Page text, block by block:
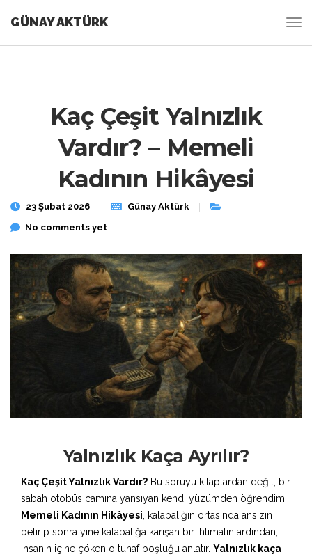
GÜNAY AKTÜRK
Kaç Çeşit Yalnızlık
Vardır? – Memeli
Kadının Hikâyesi
23 Şubat 2026
Günay Aktürk
No comments yet
Yalnızlık Kaça Ayrılır?
Kaç Çeşit Yalnızlık Vardır? Bu soruyu kitaplardan değil, bir
sabah otobüs camına yansıyan kendi yüzümden öğrendim.
Memeli Kadının Hikâyesi , kalabalığın ortasında ansızın
belirip sonra yine kalabalığa karışan bir ihtimalin ardından,
insanın içine çöken o tuhaf boşluğu anlatır. Yalnızlık kaça